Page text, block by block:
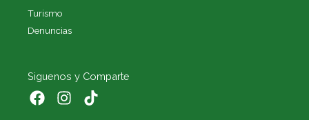
Turismo
Denuncias
Siguenos y Comparte